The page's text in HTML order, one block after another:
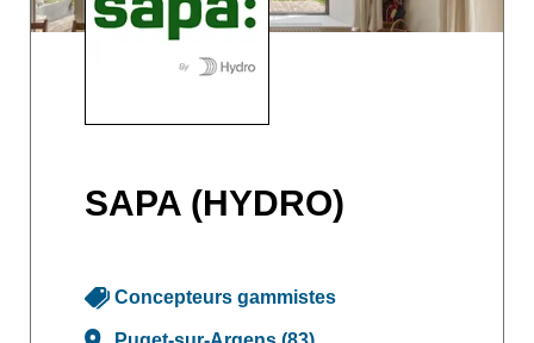
SAPA (HYDRO)
Concepteurs gammistes